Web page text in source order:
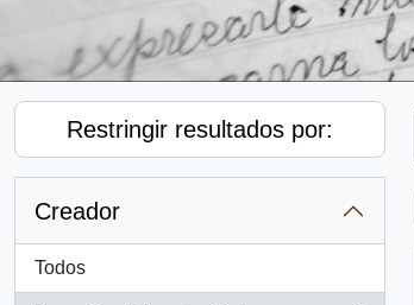
Restringir resultados por:
Creador
Todos